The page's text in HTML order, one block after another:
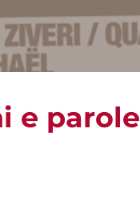
e parole